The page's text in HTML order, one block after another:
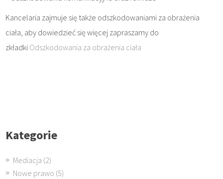
Kancelaria zajmuje się także odszkodowaniami za obrażenia
ciała, aby dowiedzieć się więcej zapraszamy do
zkładki Odszkodowania za obrażenia ciała
Kategorie
Mediacja (2)
Nowe prawo (5)